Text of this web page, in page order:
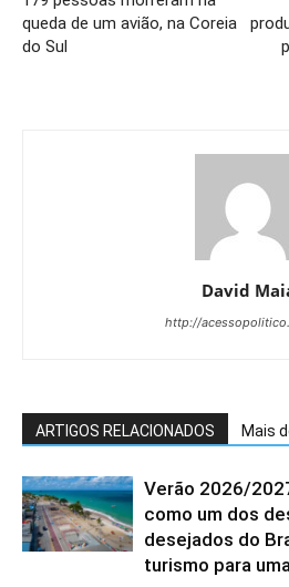
queda de um avião, na Coreia
do Sul
David
http://
ARTIGOS RELACIONADOS Mais
Verão 2026/
como um dos
desejados do
turismo para